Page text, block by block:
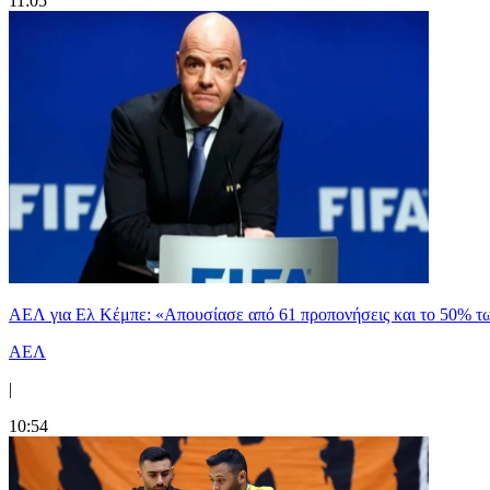
ΑΕΛ για Ελ Κέμπε: «Απουσίασε από 61 προπονήσεις και το 50%
ΑΕΛ
|
10:54